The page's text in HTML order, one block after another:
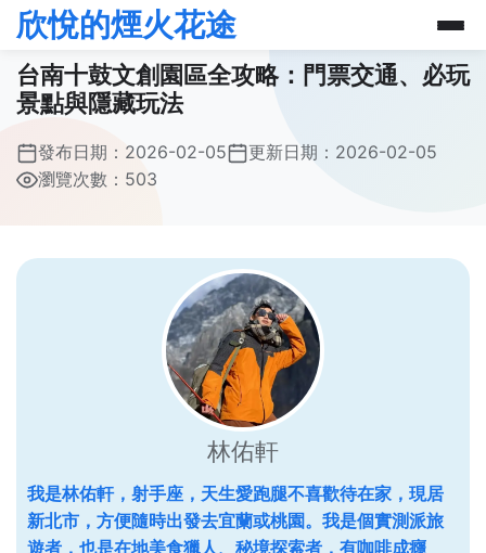
欣悅的煙火花途
台南十鼓文創園區全攻略：門票交通、必玩
景點與隱藏玩法
發布日期： 2026-02-05 更新日期： 2026-02-05
瀏覽次數：503
林佑軒
我是林佑軒，射手座，天生愛跑腿不喜歡待在家，現居
新北市，方便隨時出發去宜蘭或桃園。我是個實測派旅
遊者，也是在地美食獵人、秘境探索者，有咖啡成癮